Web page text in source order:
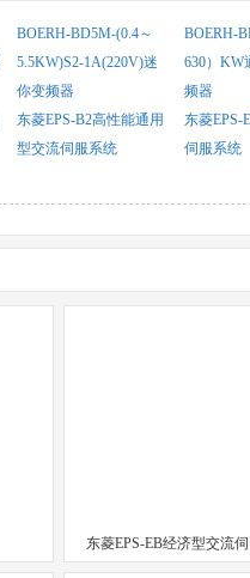
BOERH-BD5M-(0.4～
5.5KW)S2-1A(220V)迷
你变频器
BOERH-
630）KW
频器
东菱EPS-B2高性能通用
型交流伺服系统
东菱EPS-
伺服系统
东菱EPS-EB经济型交流伺